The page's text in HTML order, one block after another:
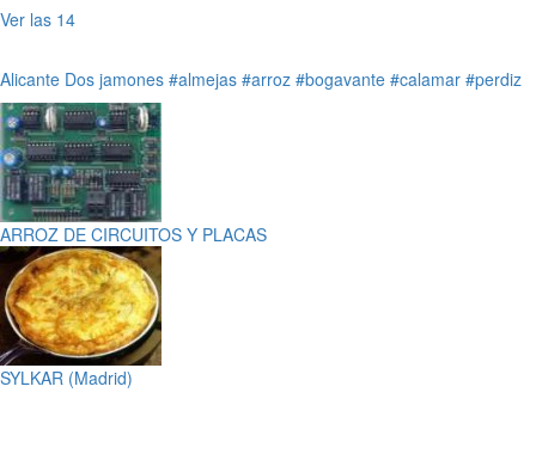
Ver las 14
Alicante Dos jamones #almejas #arroz #bogavante #calamar #perdiz
ARROZ DE CIRCUITOS Y PLACAS
SYLKAR (Madrid)